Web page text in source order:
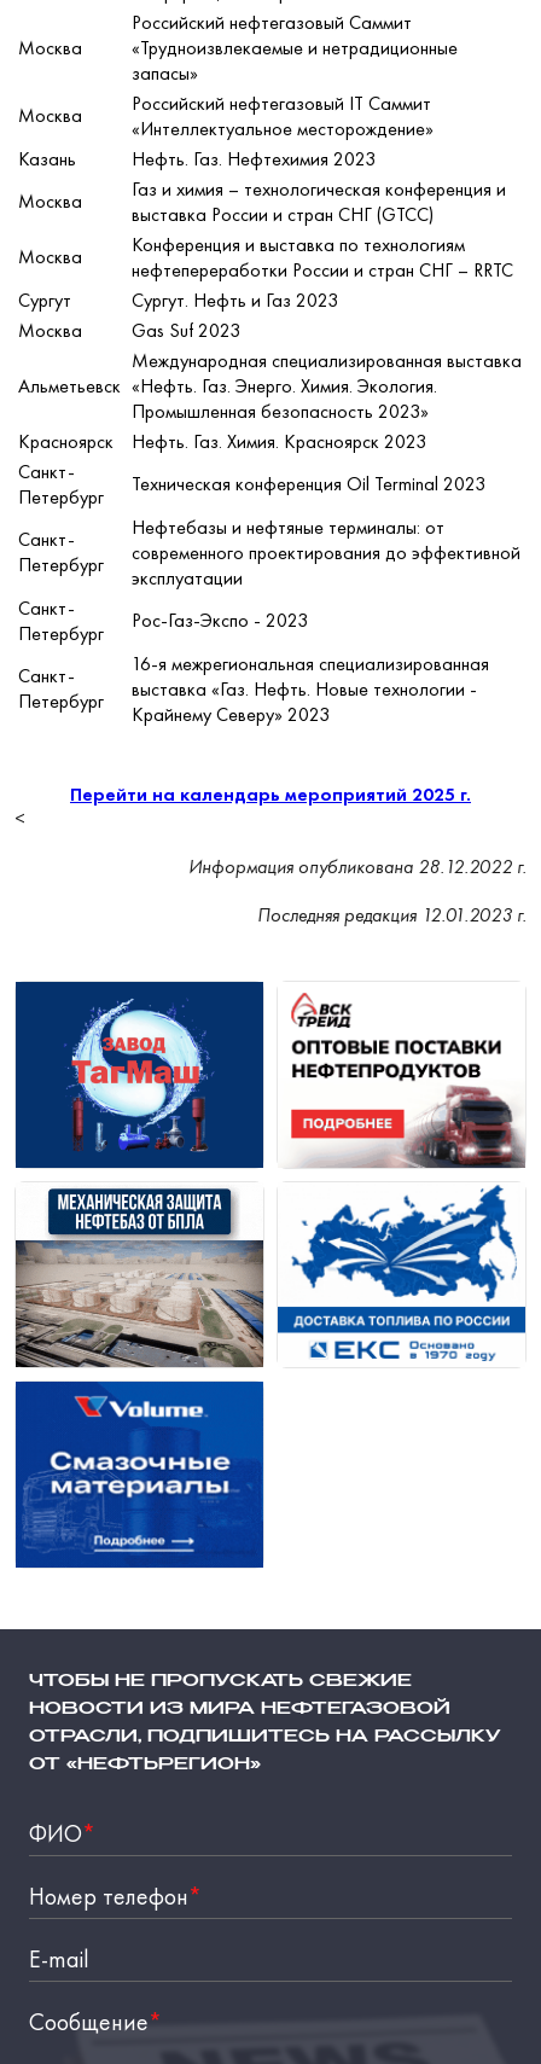
Москва
Российский нефтегазовый Саммит
«Трудноизвлекаемые и нетрадиционные
запасы»
Москва
Российский нефтегазовый IT Саммит
«Интеллектуальное месторождение»
Казань
Нефть. Газ. Нефтехимия 2023
Москва
Газ и химия – технологическая конференция и
выставка России и стран СНГ (GTCC)
Москва
Конференция и выставка по технологиям
нефтепереработки России и стран СНГ – RRTC
Сургут
Сургут. Нефть и Газ 2023
Москва
Gas Suf2023
Альметьевск
Международная специализированная выставка
«Нефть. Газ. Энерго. Химия. Экология.
Промышленная безопасность 2023»
Красноярск
Нефть. Газ. Химия. Красноярск 2023
Санкт-
Петербург
Техническая конференция Oil Terminal 2023
Санкт-
Петербург
Нефтебазы и нефтяные терминалы: от
современного проектирования до эффективной
эксплуатации
Санкт-
Петербург
Рос-Газ-Экспо - 2023
Санкт-
Петербург
16-я межрегиональная специализированная
выставка «Газ. Нефть. Новые технологии -
Крайнему Северу» 2023
Перейти на календарь мероприятий 2025 г.
<
Информация опубликована 28.12.2022 г.
Последняя редакция 12.01.2023 г.
ЧТОБЫ НЕ ПРОПУСКАТЬ СВЕЖИЕ
НОВОСТИ ИЗ МИРА НЕФТЕГАЗОВОЙ
ОТРАСЛИ, ПОДПИШИТЕСЬ НА РАССЫЛКУ
ОТ «НЕФТЬРЕГИОН»
ФИО*
Номер телефон*
E-mail
Сообщение*